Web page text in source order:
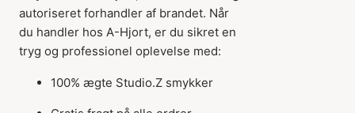
autoriseret forhandler af brandet. Når
du handler hos A-Hjort, er du sikret en
tryg og professionel oplevelse med:
100% ægte Studio.Z smykker